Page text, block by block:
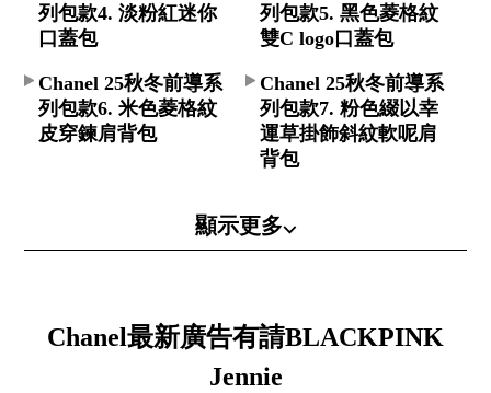
列包款4. 淡粉紅迷你
口蓋包
列包款5. 黑色菱格紋
雙C logo口蓋包
Chanel 25秋冬前導系
列包款6. 米色菱格紋
皮穿鍊肩背包
Chanel 25秋冬前導系
列包款7. 粉色綴以幸
運草掛飾斜紋軟呢肩
背包
顯示更多⌵
Chanel最新廣告有請BLACKPINK
Jennie